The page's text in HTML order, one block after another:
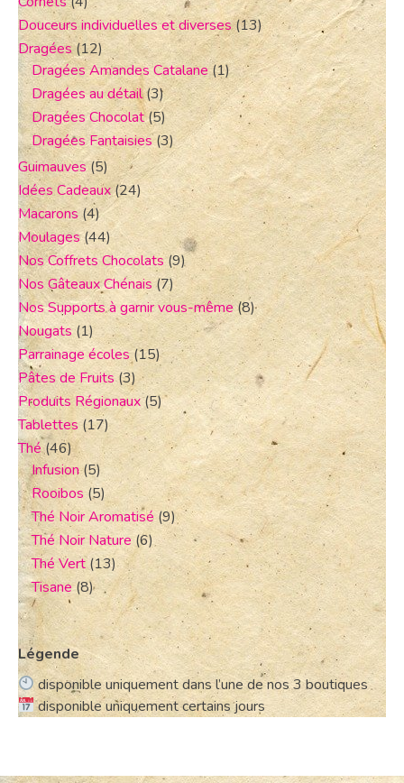
Douceurs individuelles et diverses (13)
Dragées(12)
Dragées Amandes Catalane(1)
Dragées au détail(3)
Dragées Chocolat(5)
Dragées Fantaisies (3)
Guimauves (5)
Idées Cadeaux(24)
Macarons(4)
Moulages(44)
Nos Coffrets Chocolats (9)
Nos Gâteaux Chénais (7)
Nos Supports à garnir vous-même(8)
Nougats (1)
Parrainage écoles (15)
Pâtes de Fruits (3)
Produits Régionaux(5)
Tablettes(17)
Thé (46)
Infusion(5)
Rooibos (5)
Thé Noir Aromatisé (9)
Thé Noir Nature (6)
Thé Vert (13)
Tisane (8)
Légende
disponible uniquement dans l’une de nos 3 boutiques
disponible uniquement certains jours